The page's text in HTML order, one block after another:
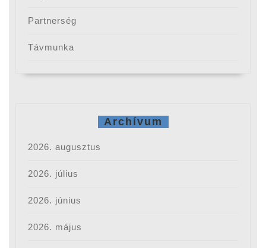
Partnerség
Távmunka
Archívum
2026. augusztus
2026. július
2026. június
2026. május